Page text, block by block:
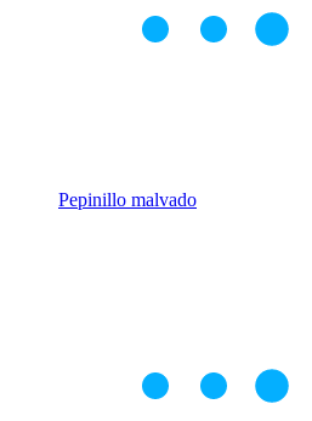
Pepinillo malvado